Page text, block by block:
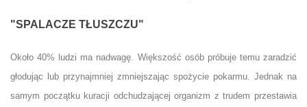
"SPALACZE TŁUSZCZU"
Około 40% ludzi ma nadwagę. Większość osób próbuje temu zaradzić
głodując lub przynajmniej zmniejszając spożycie pokarmu. Jednak na
samym początku kuracji odchudzającej organizm z trudem przestawia